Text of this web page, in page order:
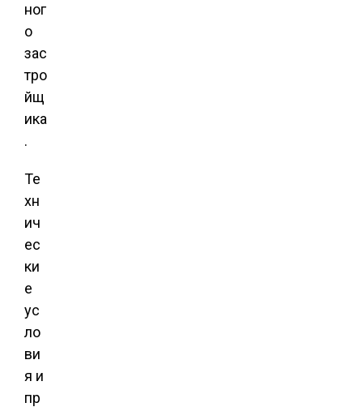
ног
о
зас
тро
йщ
ика
.
Те
хн
ич
ес
ки
е
ус
ло
ви
я и
пр